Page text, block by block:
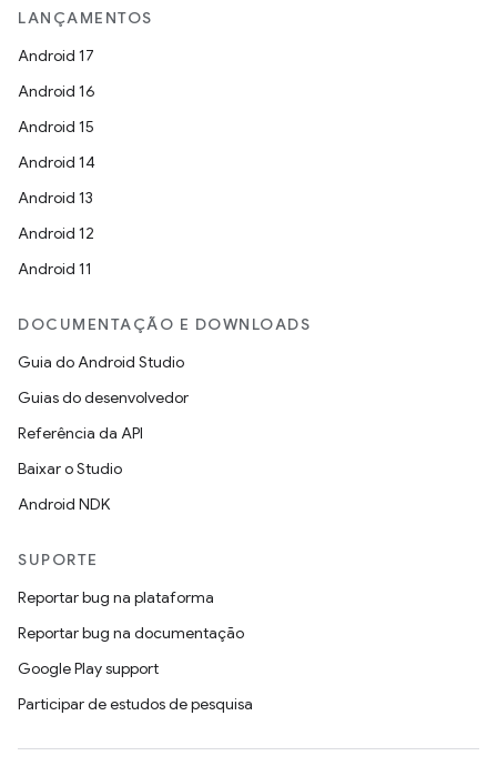
LANÇAMENTOS
Android 17
Android 16
Android 15
Android 14
Android 13
Android 12
Android 11
DOCUMENTAÇÃO E DOWNLOADS
Guia do Android Studio
Guias do desenvolvedor
Referência da API
Baixar o Studio
Android NDK
SUPORTE
Reportar bug na plataforma
Reportar bug na documentação
Google Play support
Participar de estudos de pesquisa